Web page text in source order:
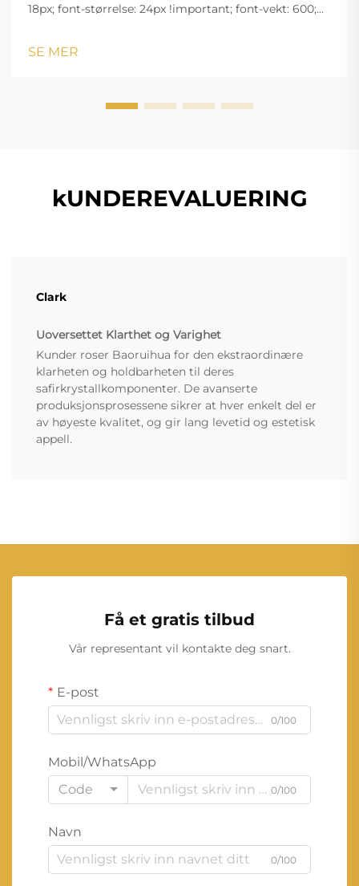
18px; font-størrelse: 24px !important; font-vekt: 600;
!important; font-v...
SE MER
kUNDEREVALUERING
Clark
Uoversettet Klarthet og Varighet
Kunder roser Baoruihua for den ekstraordinære
klarheten og holdbarheten til deres
safirkrystallkomponenter. De avanserte
produksjonsprosessene sikrer at hver enkelt del er
av høyeste kvalitet, og gir lang levetid og estetisk
appell.
Få et gratis tilbud
Vår representant vil kontakte deg snart.
E-post
0/100
Mobil/WhatsApp
Code
0/100
Navn
0/100